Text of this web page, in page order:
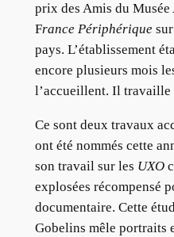
prix des Amis du
France Périphériquesur
pays. L’établissement
encore plusieurs mois
l’accueillent. Il travaille
Ce sont deux travaux
ont été nommés cette
son travail sur les UXO
explosées récompensé
documentaire. Cette
Gobelins mêle portraits